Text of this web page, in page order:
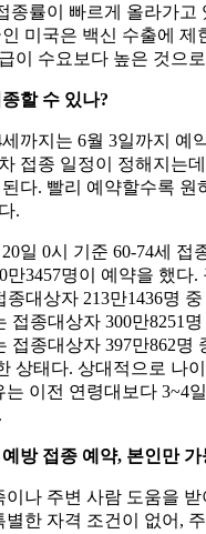
종률이 빠르게 올라가고
미국은 백신 수출에 제
이 수요보다 높은 것으
할 수 있나?
까지는 6월 3일까지 예
접종 일정이 정해지는
다. 빨리 예약할수록 원
.
일 0시 기준 60-74세 접
만3457명이 예약을 했다.
종대상자 213만1436명 중
접종대상자 300만8251
접종대상자 397만862명
상태다. 상대적으로 나
는 이전 연령대보다 3~4
방 접종 예약, 본인만 가
이나 주변 사람 도움을
별한 자격 조건이 없어,